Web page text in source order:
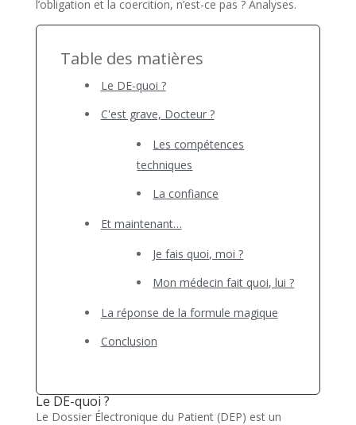
l’obligation et la coercition, n’est-ce pas ? Analyses.
Table des matières
Le DE-quoi ?
C'est grave, Docteur ?
Les compétences
techniques
La confiance
Et maintenant…
Je fais quoi, moi ?
Mon médecin fait quoi, lui ?
La réponse de la formule magique
Conclusion
Le DE-quoi ?
Le Dossier Électronique du Patient (DEP) est un